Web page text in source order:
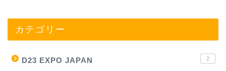
カテゴリー
D23 EXPO JAPAN 2